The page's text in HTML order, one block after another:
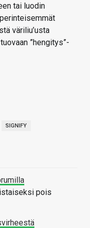
tai luodin
väriliu’usta
”hengitys”-
SIGNIFY
pois